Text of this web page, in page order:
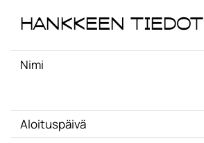
Hankkeen tiedot
Nimi
Aloituspäivä